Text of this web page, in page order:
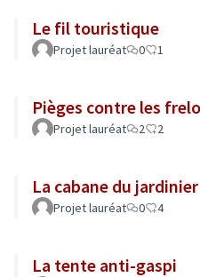
Le fil touristique
Projet lauréat 0 1
Pièges contre les
Projet lauréat 2 2
La cabane du
Projet lauréat 0 4
La tente anti-gaspi